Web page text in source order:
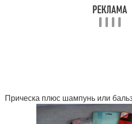
Прическа плюс шампунь или